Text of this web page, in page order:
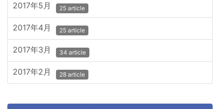
2017年5月 25 article
2017年4月 25 article
2017年3月 34 article
2017年2月 28 article